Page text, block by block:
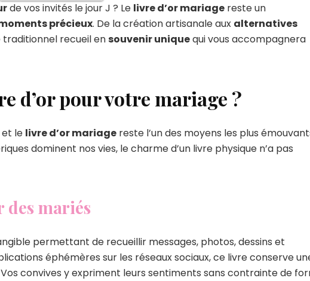
de vos invités le jour J ? Le livre d’or mariage reste un
précieux. De la création artisanale aux alternatives
recueil ensouvenir uniquequi vous accompagnera
d’or pour votre mariage ?
et le livre d’or mariage reste l’un des moyens les plus
dominent nos vies, le charme d’un livre physique n’a pas
mariés
permettant de recueillir messages, photos, dessins et
éphémères sur les réseaux sociaux, ce livre conserve
convives y expriment leurs sentiments sans contrainte de